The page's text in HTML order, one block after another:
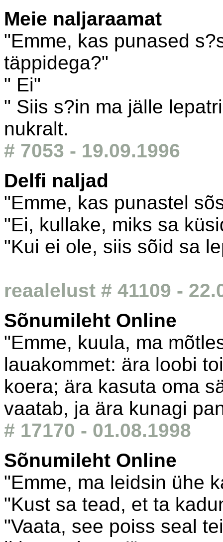
Meie naljaraamat
"Emme, kas punased
täppidega?"
" Ei"
" Siis s?in ma jälle
nukralt.
# 7053 - 19.09.1996
Delfi naljad
"Emme, kas punastel
"Ei, kullake, miks sa
"Kui ei ole, siis sõid sa
reaalelust # 41109 -
Sõnumileht Online
"Emme, kuula, ma
lauakommet: ära loobi
koera; ära kasuta oma
vaatab, ja ära kunagi
# 17170 - 01.08.1998
Sõnumileht Online
"Emme, ma leidsin ühe
"Kust sa tead, et ta
"Vaata, see poiss seal